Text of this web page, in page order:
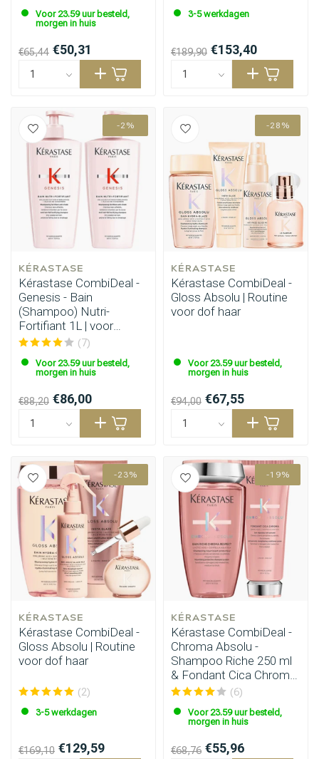
Voor 23.59 uur besteld,
morgen in huis
€65,44 €50,31
3-5 werkdagen
€189,90 €153,40
-2%
KÉRASTASE
Kérastase CombiDeal -
Genesis - Bain
(Shampoo) Nutri-
Fortifiant 1L | voor
dunner wordend haar
(7)
Voor 23.59 uur besteld,
morgen in huis
€88,20 €86,00
-28%
KÉRASTASE
Kérastase CombiDeal -
Gloss Absolu | Routine
voor dof haar
Voor 23.59 uur besteld,
morgen in huis
€94,00 €67,55
-23%
KÉRASTASE
Kérastase CombiDeal -
Gloss Absolu | Routine
voor dof haar
(2)
3-5 werkdagen
€169,10 €129,59
-19%
KÉRASTASE
Kérastase CombiDeal -
Chroma Absolu -
Shampoo Riche 250 ml
& Fondant Cica Chroma
200 ml
(6)
Voor 23.59 uur besteld,
morgen in huis
€68,76 €55,96